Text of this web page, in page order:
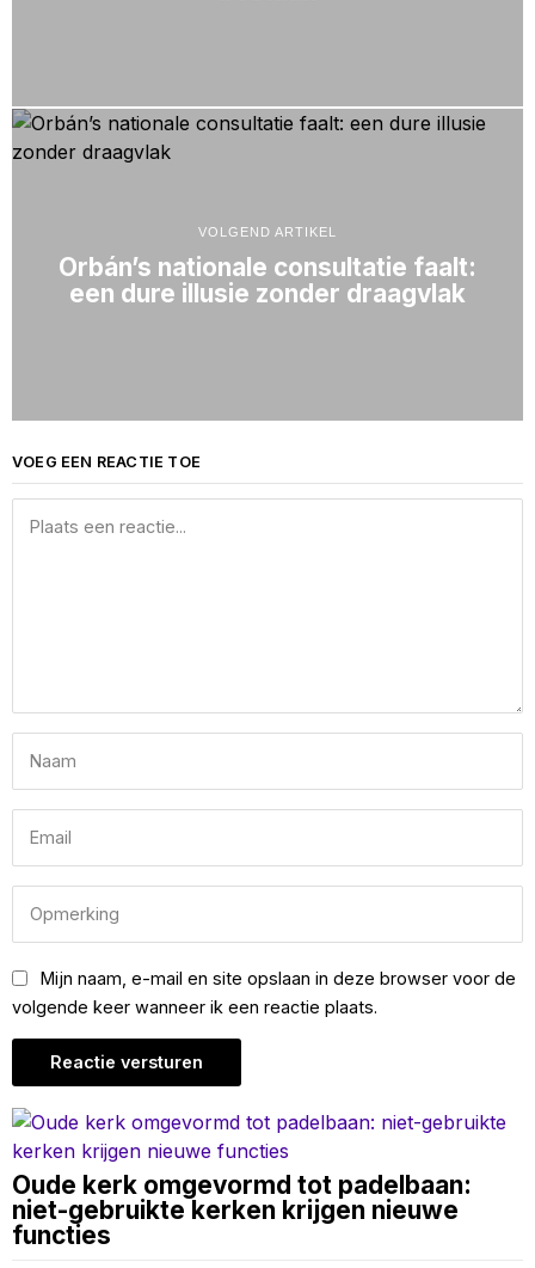
VOLGEND ARTIKEL
Orbán’s nationale consultatie faalt:
een dure illusie zonder draagvlak
VOEG EEN REACTIE TOE
Mijn naam, e-mail en site opslaan in deze browser voor de
volgende keer wanneer ik een reactie plaats.
Oude kerk omgevormd tot padelbaan:
niet-gebruikte kerken krijgen nieuwe
functies